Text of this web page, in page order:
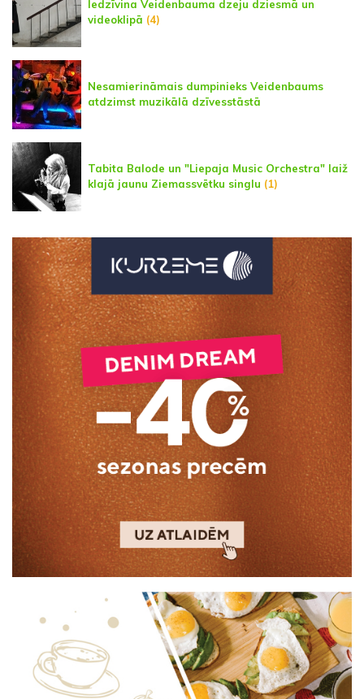
Iedzīvina Veidenbauma dzeju dziesmā un
videoklipā (4)
Nesamierināmais dumpinieks Veidenbaums
atdzimst muzikālā dzīvesstāstā
Tabita Balode un "Liepaja Music Orchestra" laiž
klajā jaunu Ziemassvētku singlu (1)